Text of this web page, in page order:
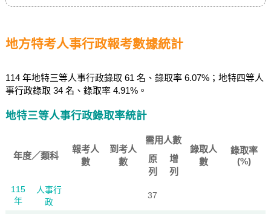
地方特考人事行政報考數據統計
114 年地特三等人事行政錄取 61 名、錄取率 6.07%；地特四等人
事行政錄取 34 名、錄取率 4.91%。
地特三等人事行政錄取率統計
年度／類科
報考人
數
到考人
數
需用人數
錄取人
數
錄取率
(%)
原
列
增
列
115
年
人事行
政
37